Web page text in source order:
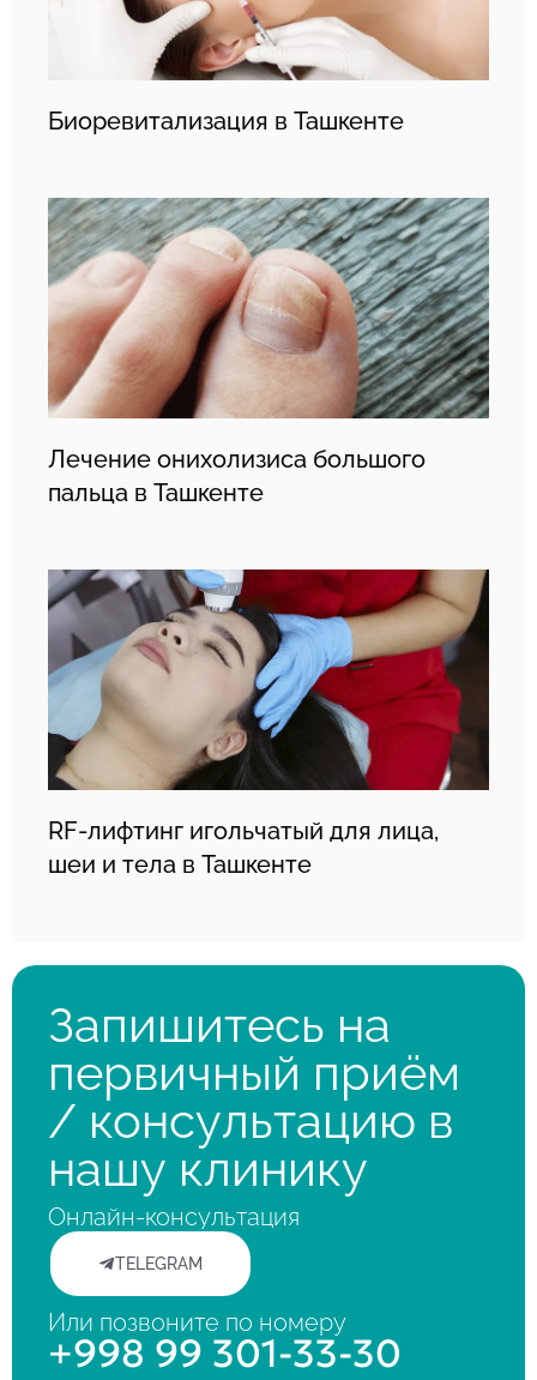
Биоревитализация в Ташкенте
Лечение онихолизиса большого
пальца в Ташкенте
RF-лифтинг игольчатый для лица,
шеи и тела в Ташкенте
Запишитесь на
первичный приём
/ консультацию в
нашу клинику
Онлайн-консультация
TELEGRAM
Или позвоните по номеру
+998 99 301-33-30